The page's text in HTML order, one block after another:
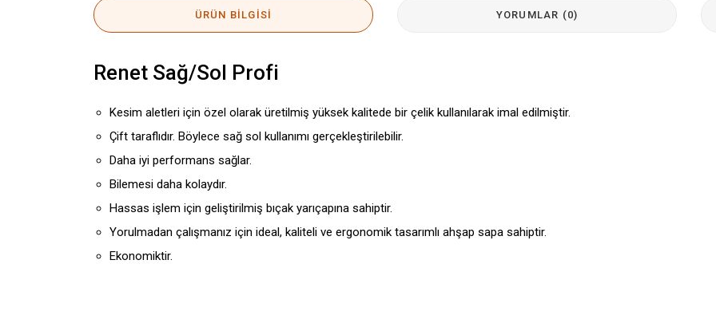
ÜRÜN BILGISI YORUMLAR (0)
Renet Sağ/Sol Profi
Kesim aletleri için özel olarak üretilmiş yüksek kalitede bir çelik kullanılarak imal edilmiştir.
Çift taraflıdır. Böylece sağ sol kullanımı gerçekleştirilebilir.
Daha iyi performans sağlar.
Bilemesi daha kolaydır.
Hassas işlem için geliştirilmiş bıçak yarıçapına sahiptir.
Yorulmadan çalışmanız için ideal, kaliteli ve ergonomik tasarımlı ahşap sapa sahiptir.
Ekonomiktir.